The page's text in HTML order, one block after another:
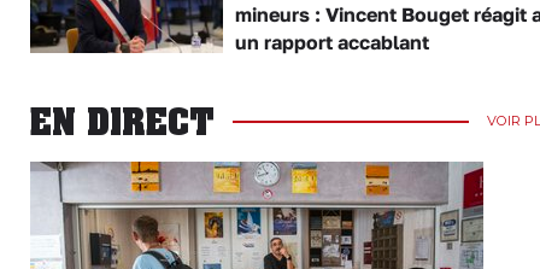
mineurs : Vincent Bouget réagit
un rapport accablant
EN DIRECT VOIR